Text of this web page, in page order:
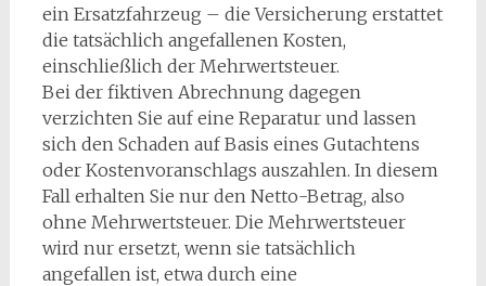
ein Ersatzfahrzeug – die Versicherung erstattet
die tatsächlich angefallenen Kosten,
einschließlich der Mehrwertsteuer.
Bei der fiktiven Abrechnung dagegen
verzichten Sie auf eine Reparatur und lassen
sich den Schaden auf Basis eines Gutachtens
oder Kostenvoranschlags auszahlen. In diesem
Fall erhalten Sie nur den Netto-Betrag, also
ohne Mehrwertsteuer. Die Mehrwertsteuer
wird nur ersetzt, wenn sie tatsächlich
angefallen ist, etwa durch eine